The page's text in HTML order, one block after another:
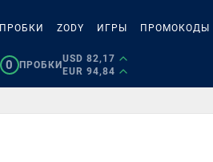
ПРОБКИ ZODY ИГРЫ ПРОМОКОДЫ
0 ПРОБКИ
USD 82,17
EUR 94,84